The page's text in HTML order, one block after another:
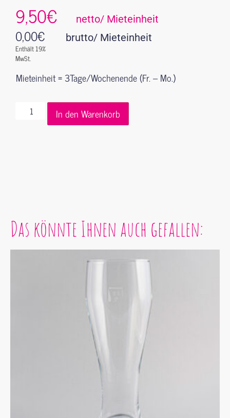
9,50€ netto/ Mieteinheit
0,00€
Enthält 19%
MwSt.
brutto/ Mieteinheit
Mieteinheit = 3Tage/Wochenende (Fr. – Mo.)
In den Warenkorb
Das könnte Ihnen auch gefallen: